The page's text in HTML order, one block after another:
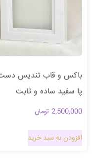
باکس و قاب تندیس
پا سفید ساده و ثابت
2,500,000 تومان
افزودن به سبد خرید